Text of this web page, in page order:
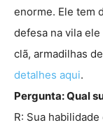
enorme. Ele tem
defesa na vila
clã, armadilhas
detalhes aqui.
Pergunta: Qual
R: Sua habilidade